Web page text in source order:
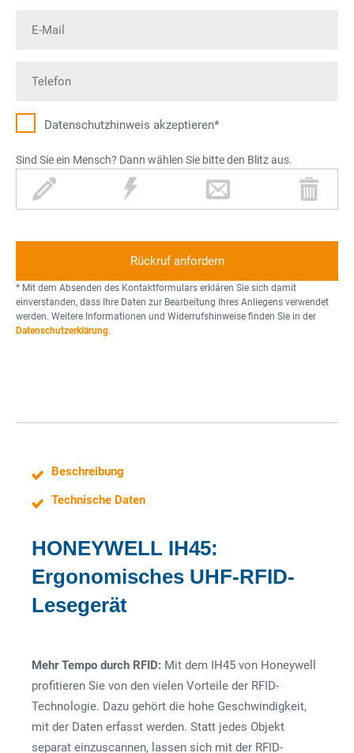
Datenschutz­hinweis akzeptieren*
Sind Sie ein Mensch? Dann wählen Sie bitte den Blitz aus.
S
t
f
l
t
z
B
r
e
ü
l
o
n
* Mit dem Absenden des Kontaktformulars erklären Sie sich damit
einverstanden, dass Ihre Daten zur Bearbeitung Ihres Anliegens verwendet
werden. Weitere Informationen und Widerrufshinweise finden Sie in der
Datenschutzerklärung.
Beschreibung
Technische Daten
HONEYWELL IH45:
Ergonomisches UHF-RFID-
Lesegerät
Mehr Tempo durch RFID: Mit dem IH45 von Honeywell
profitieren Sie von den vielen Vorteile der RFID-
Technologie. Dazu gehört die hohe Geschwindigkeit,
mit der Daten erfasst werden. Statt jedes Objekt
separat einzuscannen, lassen sich mit der RFID-